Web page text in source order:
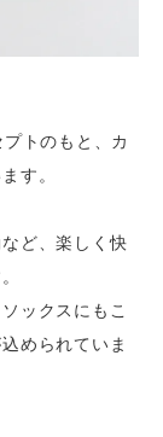
トのもと、カ
す。
ど、楽しく快
ックスにもこ
められていま